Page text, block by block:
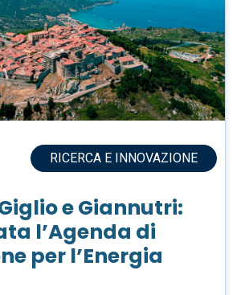
RICERCA E INNOVAZIONE
e Giannutri:
l’Agenda di
per l’Energia